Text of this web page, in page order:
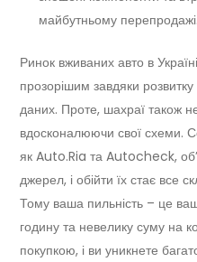
майбутньому перепродажі.
Ринок вживаних авто в
прозорішим завдяки
даних. Проте, шахраї також
вдосконалюючи свої схеми.
як Auto.Ria та Autocheck,
джерел, і обійти їх стає все
Тому ваша пильність – це
годину та невелику суму на
покупкою, і ви уникнете